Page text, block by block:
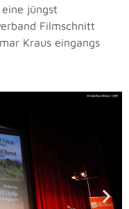
jüngst
Filmschnitt
Kraus eingangs